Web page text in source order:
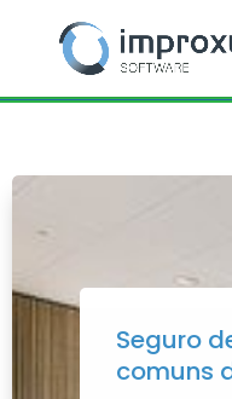
Seguro
comuns